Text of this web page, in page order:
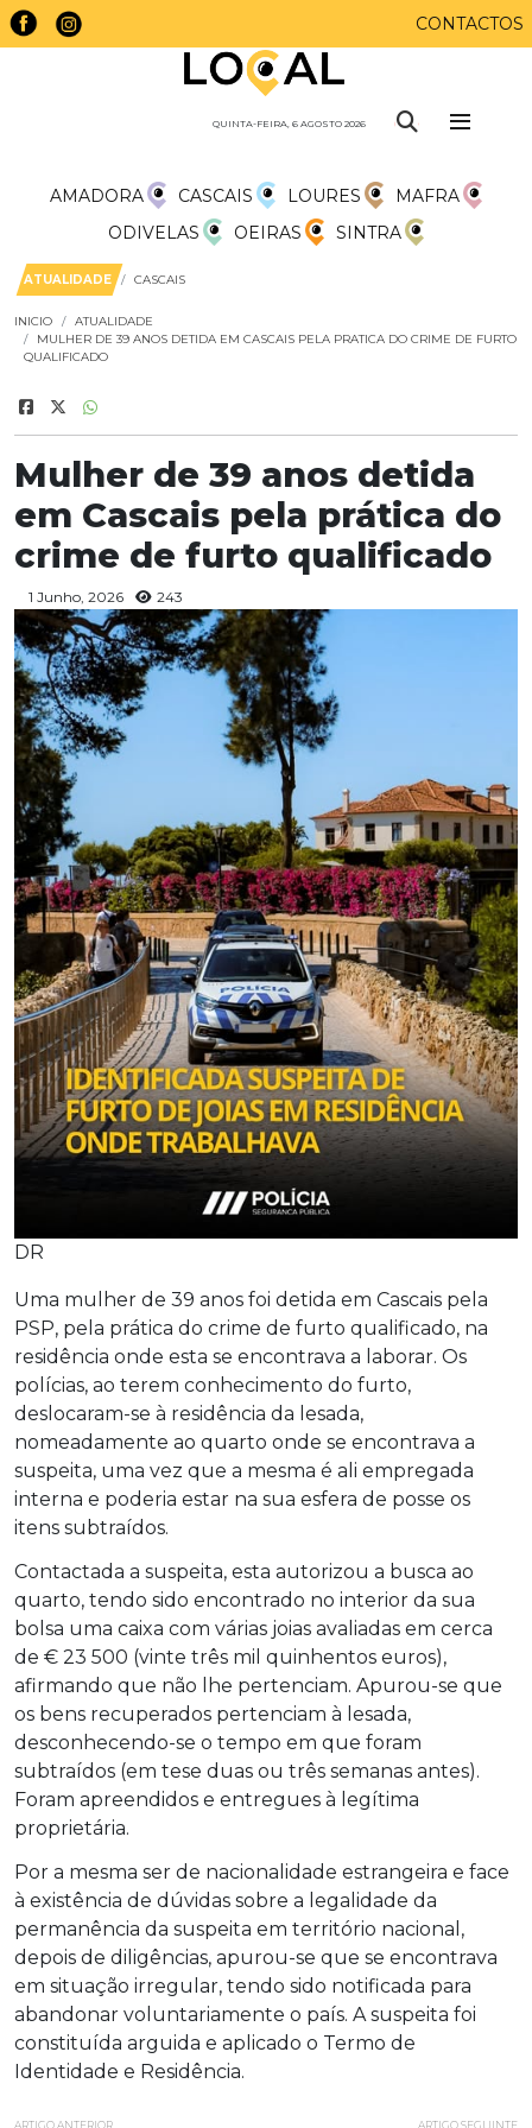
CONTACTOS
QUINTA-FEIRA, 6 AGOSTO 2026
AMADORA CASCAIS LOURES
MAFRA
ODIVELAS
OEIRAS SINTRA
ATUALIDADE CASCAIS
INICIO
ATUALIDADE
MULHER DE 39 ANOS DETIDA EM CASCAIS PELA PRATICA DO CRIME DE FURTO
QUALIFICADO
Mulher de 39 anos detida
em Cascais pela prática do
crime de furto qualificado
1 Junho, 2026 243
DR
Uma mulher de 39 anos foi detida em Cascais pela
PSP, pela prática do crime de furto qualificado, na
residência onde esta se encontrava a laborar. Os
polícias, ao terem conhecimento do furto,
deslocaram-se à residência da lesada,
nomeadamente ao quarto onde se encontrava a
suspeita, uma vez que a mesma é ali empregada
interna e poderia estar na sua esfera de posse os
itens subtraídos.
Contactada a suspeita, esta autorizou a busca ao
quarto, tendo sido encontrado no interior da sua
bolsa uma caixa com várias joias avaliadas em cerca
de € 23 500 (vinte três mil quinhentos euros),
afirmando que não lhe pertenciam. Apurou-se que
os bens recuperados pertenciam à lesada,
desconhecendo-se o tempo em que foram
subtraídos (em tese duas ou três semanas antes).
Foram apreendidos e entregues à legítima
proprietária.
Por a mesma ser de nacionalidade estrangeira e face
à existência de dúvidas sobre a legalidade da
permanência da suspeita em território nacional,
depois de diligências, apurou-se que se encontrava
em situação irregular, tendo sido notificada para
abandonar voluntariamente o país. A suspeita foi
constituída arguida e aplicado o Termo de
Identidade e Residência.
ARTIGO ANTERIOR ARTIGO SEGUINTE